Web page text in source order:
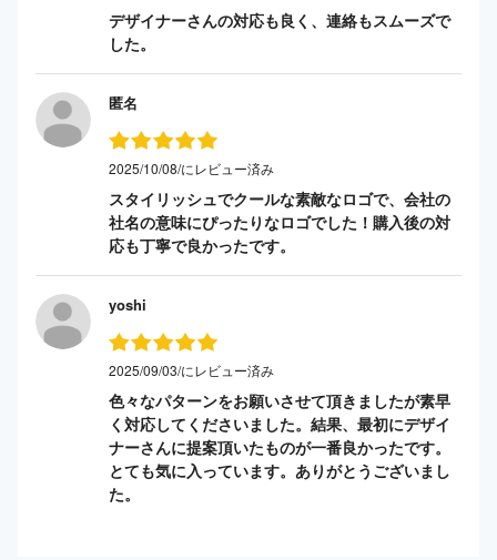
デザイナーさんの対応も良く、連絡もスムーズで
した。
匿名
2025/10/08/にレビュー済み
スタイリッシュでクールな素敵なロゴで、会社の
社名の意味にぴったりなロゴでした！購入後の対
応も丁寧で良かったです。
yoshi
2025/09/03/にレビュー済み
色々なパターンをお願いさせて頂きましたが素早
く対応してくださいました。結果、最初にデザイ
ナーさんに提案頂いたものが一番良かったです。
とても気に入っています。ありがとうございまし
た。